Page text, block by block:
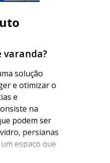
varanda?
solução
e otimizar o
e
na
podem ser
persianas
espaço que
o ano,